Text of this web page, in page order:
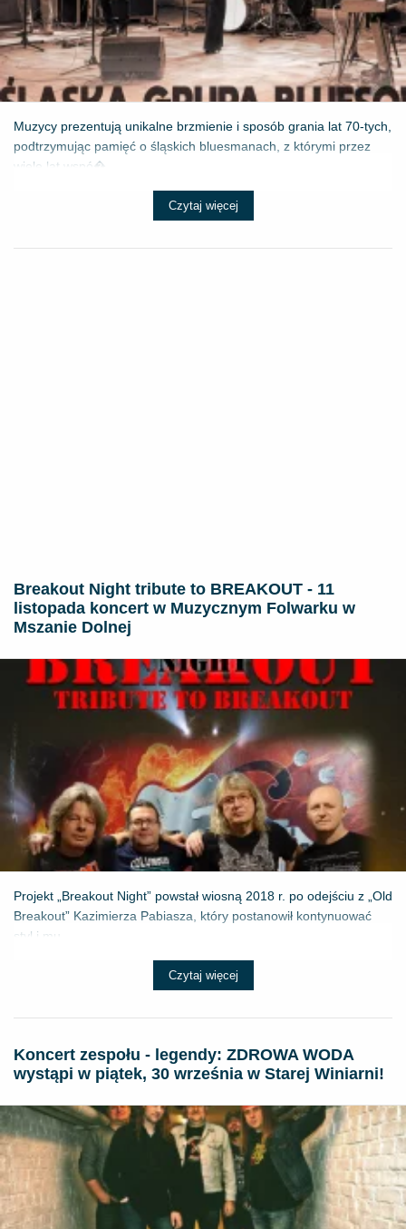
Muzycy prezentują unikalne brzmienie i sposób grania lat 70-tych,
podtrzymując pamięć o śląskich bluesmanach, z którymi przez
wiele lat wspó�...
Czytaj więcej
Breakout Night tribute to BREAKOUT - 11
listopada koncert w Muzycznym Folwarku w
Mszanie Dolnej
Projekt „Breakout Night” powstał wiosną 2018 r. po odejściu z „Old
Breakout” Kazimierza Pabiasza, który postanowił kontynuować
styl i mu...
Czytaj więcej
Koncert zespołu - legendy: ZDROWA WODA
wystąpi w piątek, 30 września w Starej Winiarni!